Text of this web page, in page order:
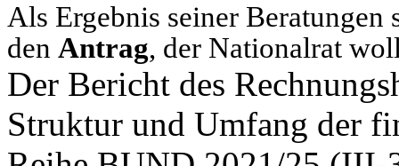
Als Ergebnis seiner Beratungen
den Antrag, der Nationalrat
Der Bericht des
Struktur und Umfang der